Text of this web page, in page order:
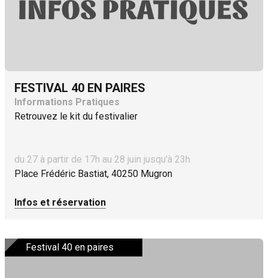
FESTIVAL 40 EN PAIRES
Informations Pratiques
Retrouvez le kit du festivalier
du 27 à partir de 17h au 28 juin jusqu'à 23h
Place Frédéric Bastiat, 40250 Mugron
Infos et réservation
Festival 40 en paires